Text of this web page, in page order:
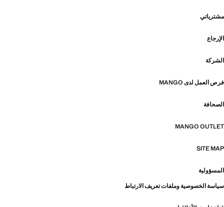
مشترياتي
الإرجاع
الشركة
فرص العمل لدى MANGO
الصحافة
MANGO OUTLET
SITE MAP
المسؤولية
سياسة الخصوصية وملفات تعريف الارتباط